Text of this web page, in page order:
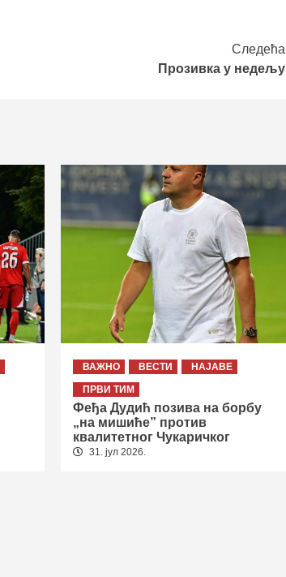
Следећа
Прозивка у недељу
ВАЖНО ВЕСТИ
НАЈАВЕ
ПРВИ ТИМ
Феђа Дудић позива на борбу
„на мишиће” против
квалитетног Чукаричког
31. јул 2026.